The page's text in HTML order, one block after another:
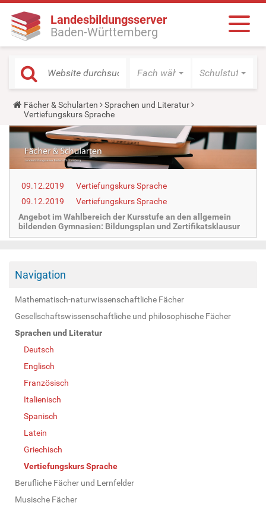
Landesbildungsserver
Baden-Württemberg
Fach wählen Schulstufe
Y
o
u
a
e
h
e
e
:
Fächer & Schularten
Sprachen und Literatur
Vertiefungskurs Sprache
09.12.2019
Vertiefungskurs Sprache
09.12.2019
Vertiefungskurs Sprache
Angebot im Wahlbereich der Kursstufe an den allgemein
bildenden Gymnasien: Bildungsplan und Zertifikatsklausur
Navigation
Mathematisch-naturwissenschaftliche Fächer
Gesellschaftswissenschaftliche und philosophische Fächer
Sprachen und Literatur
Deutsch
Englisch
Französisch
Italienisch
Spanisch
Latein
Griechisch
Vertiefungskurs Sprache
Berufliche Fächer und Lernfelder
Musische Fächer